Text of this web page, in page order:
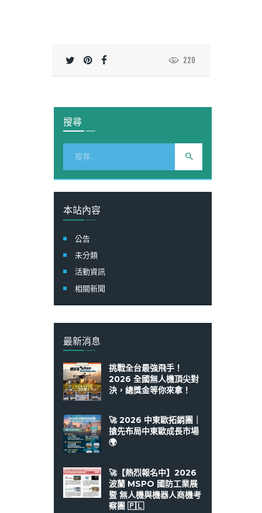
220
搜尋
關
鍵
字:
本站內容
公告
未分類
活動資訊
相關新聞
最新消息
挑戰全台最強飛手！
2026 全國無人機頂尖對
決，總獎金等你來拿！
🚀 2026 中東歐拓銷團｜
搶先布局中東歐成長市場
🌍
🚀【熱烈報名中】2026
波蘭 MSPO 國防工業展
暨 無人機與機器人商機考
察團 🇵🇱